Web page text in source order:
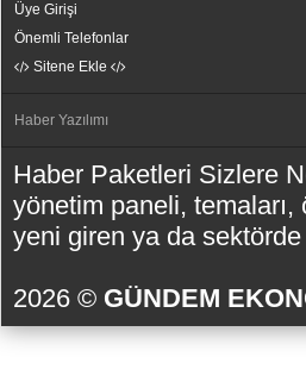
Üye Girişi
Önemli Telefonlar
Sitene Ekle
Haber Yazılımı
Haber Paketleri Sizlere
yönetim paneli,
yeni giren ya da
2026 © GÜNDEM